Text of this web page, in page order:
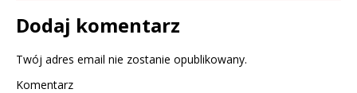
Dodaj komentarz
Twój adres email nie zostanie opublikowany.
Komentarz